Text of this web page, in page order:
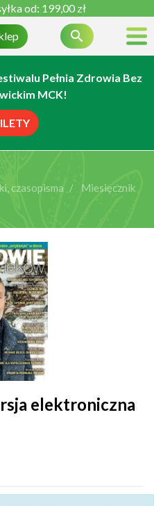
od: 199,00 zł

Pełnia Zdrowia Bez
MCK!
czasopisma
Miesięcznik
elektroniczna